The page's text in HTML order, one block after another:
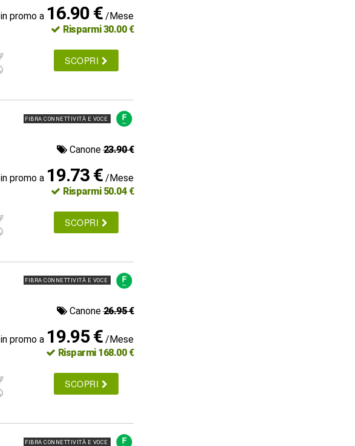
in promo a 16.90 € /Mese
Risparmi 30.00 €
SCOPRI
FIBRA CONNETTIVITÀ E VOCE
Canone23.90 €
in promo a 19.73 € /Mese
Risparmi 50.04 €
SCOPRI
FIBRA CONNETTIVITÀ E VOCE
Canone26.95 €
in promo a 19.95 € /Mese
Risparmi 168.00 €
SCOPRI
FIBRA CONNETTIVITÀ E VOCE